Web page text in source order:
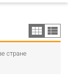
стране